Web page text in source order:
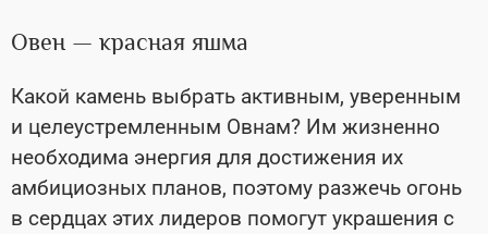
Овен — красная яшма
Какой камень выбрать активным, уверенным
и целеустремленным Овнам? Им жизненно
необходима энергия для достижения их
амбициозных планов, поэтому разжечь огонь
в сердцах этих лидеров помогут украшения с